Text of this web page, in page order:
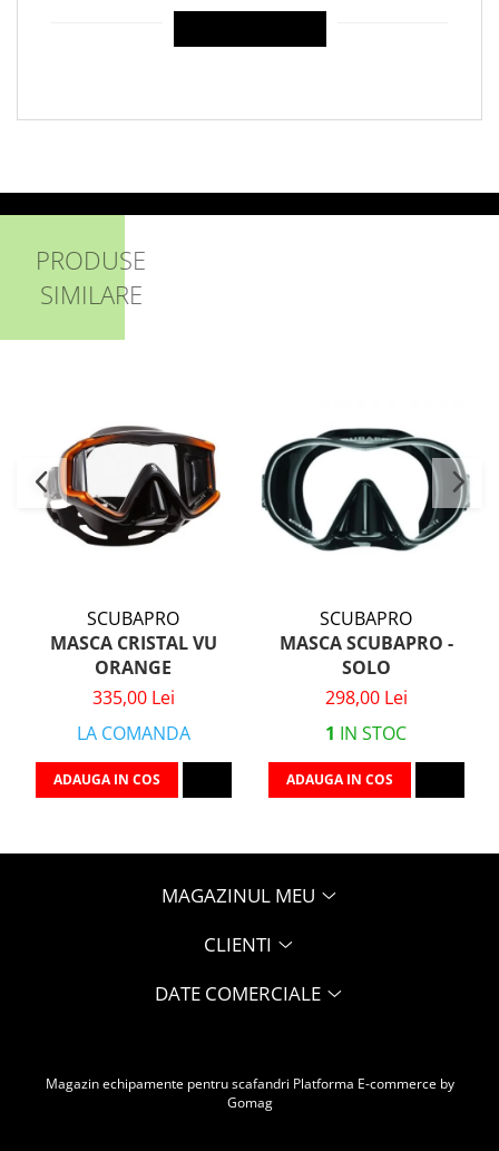
PRODUSE
SIMILARE
SCUBAPRO
MASCA CRISTAL VU
ORANGE
335,00 Lei
LA COMANDA
ADAUGA IN COS
SCUBAPRO
MASCA SCUBAPRO -
SOLO
298,00 Lei
1 IN STOC
ADAUGA IN COS
MAGAZINUL MEU
CLIENTI
DATE COMERCIALE
Magazin echipamente pentru scafandri Platforma E-commerce by
Gomag